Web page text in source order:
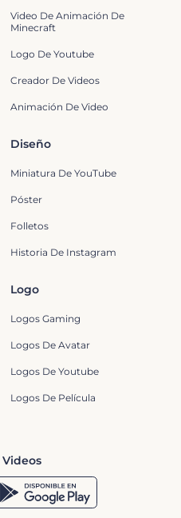
Diseño
Miniatura De YouTube
Póster
Folletos
Historia De Instagram
Logo
Logos Gaming
Logos De Avatar
Logos De Youtube
Logos De Película
Video De Animación De
Minecraft
Logo De Youtube
Creador De Videos
Animación De Video